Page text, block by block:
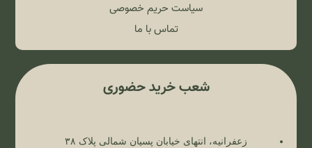
سیاست حریم خصوصی
تماس با ما
شعب خرید حضوری
زعفرانیه، انتهای خیابان پسیان شمالی پلاک ۳۸